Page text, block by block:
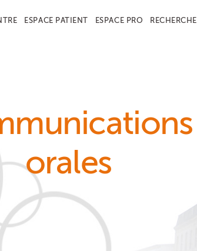
ESPACE PATIENT ESPACE PRO RECHERCHE
orales